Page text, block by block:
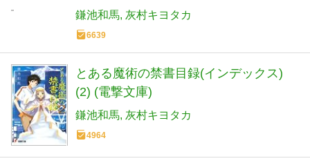
鎌池和馬 灰村キヨタカ
6639
とある魔術の禁書目録(インデックス)
(2) (電撃文庫)
鎌池和馬 灰村キヨタカ
4964